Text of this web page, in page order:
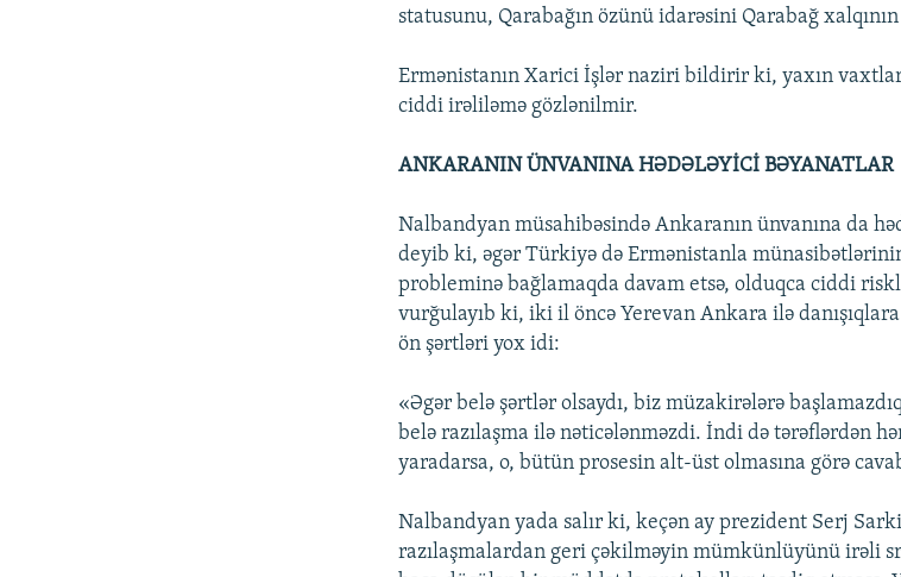
statusunu, Qarabağın özünü idarəsini Qarabağ
Ermənistanın Xarici İşlər naziri bildirir ki, yaxın
ciddi irəliləmə gözlənilmir.
ANKARANIN ÜNVANINA HƏDƏLƏYİCİ BƏYANATLAR
Nalbandyan müsahibəsində Ankaranın ünvanına da
deyib ki, əgər Türkiyə də Ermənistanla
probleminə bağlamaqda davam etsə, olduqca ciddi
vurğulayıb ki, iki il öncə Yerevan Ankara ilə
ön şərtləri yox idi:
«Əgər belə şərtlər olsaydı, biz müzakirələrə
belə razılaşma ilə nəticələnməzdi. İndi də tərəflərdən
yaradarsa, o, bütün prosesin alt-üst olmasına görə
Nalbandyan yada salır ki, keçən ay prezident Serj
razılaşmalardan geri çəkilməyin mümkünlüyünü irəli